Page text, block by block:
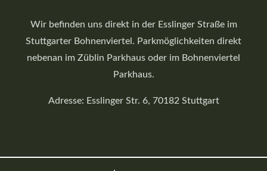
Wir befinden uns direkt in der Esslinger Straße im
Stuttgarter Bohnenviertel. Parkmöglichkeiten direkt
nebenan im Züblin Parkhaus oder im Bohnenviertel
Parkhaus.
Adresse: Esslinger Str. 6, 70182 Stuttgart